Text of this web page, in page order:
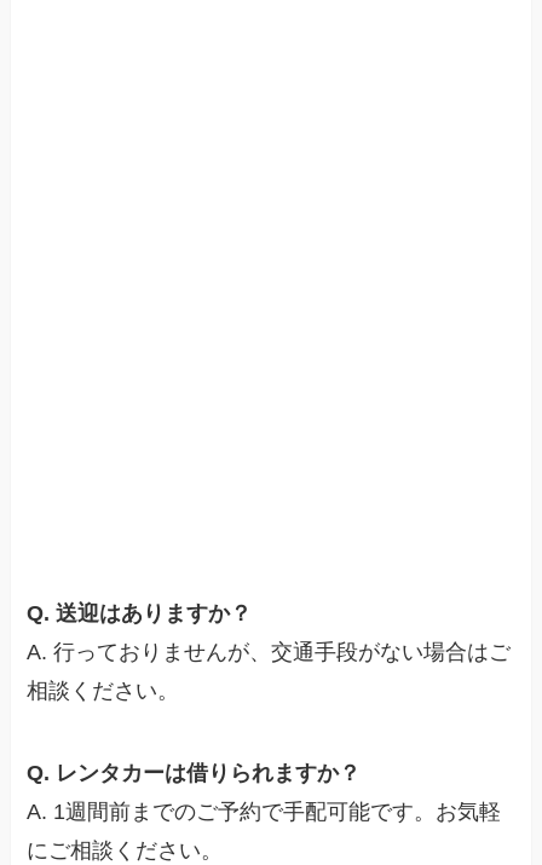
Q. 送迎はありますか？
A. 行っておりませんが、交通手段がない場合はご
相談ください。
Q. レンタカーは借りられますか？
A. 1週間前までのご予約で手配可能です。お気軽
にご相談ください。